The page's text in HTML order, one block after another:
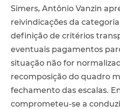
Simers, Antônio Vanzin
reivindicações da
definição de critérios
eventuais pagamentos
situação não for
recomposição do quadro
fechamento das escalas.
comprometeu-se a